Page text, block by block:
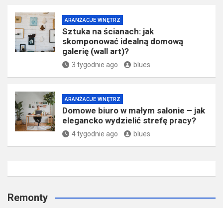
ARANŻACJE WNĘTRZ
Sztuka na ścianach: jak
skomponować idealną domową
galerię (wall art)?
3 tygodnie ago blues
ARANŻACJE WNĘTRZ
Domowe biuro w małym salonie – jak
elegancko wydzielić strefę pracy?
4 tygodnie ago blues
Remonty